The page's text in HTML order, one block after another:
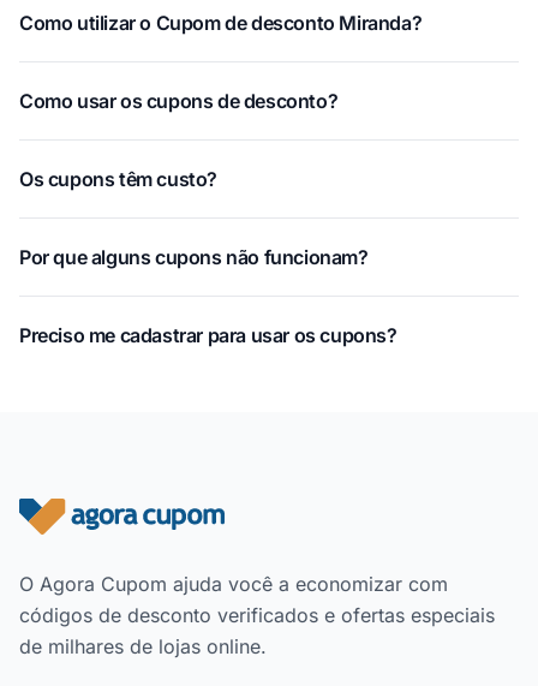
Como utilizar o Cupom de desconto Miranda?
Como usar os cupons de desconto?
Os cupons têm custo?
Por que alguns cupons não funcionam?
Preciso me cadastrar para usar os cupons?
Rodapé do site
O Agora Cupom ajuda você a economizar com
códigos de desconto verificados e ofertas especiais
de milhares de lojas online.